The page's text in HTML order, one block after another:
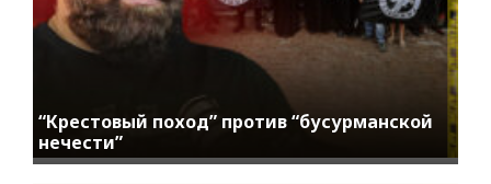
“Крестовый поход” против “бусурманской
нечести”